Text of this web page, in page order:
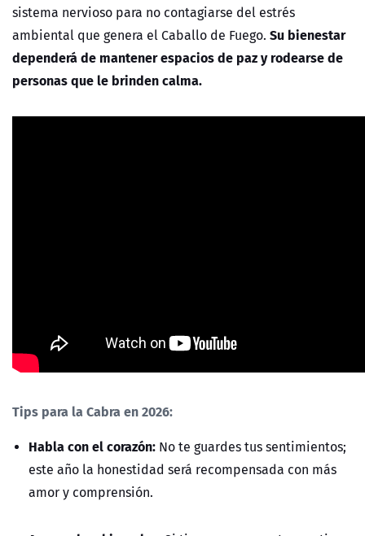
sistema nervioso para no contagiarse del estrés
ambiental que genera el Caballo de Fuego. Su bienestar
dependerá de mantener espacios de paz y rodearse de
personas que le brinden calma.
Tips para la Cabra en 2026:
Habla con el corazón: No te guardes tus sentimientos;
este año la honestidad será recompensada con más
amor y comprensión.